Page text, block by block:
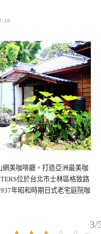
10
美咖啡廳，打造亞洲最美咖
位於台北市士林區格致路
年昭和時期日式老宅庭院咖
3/